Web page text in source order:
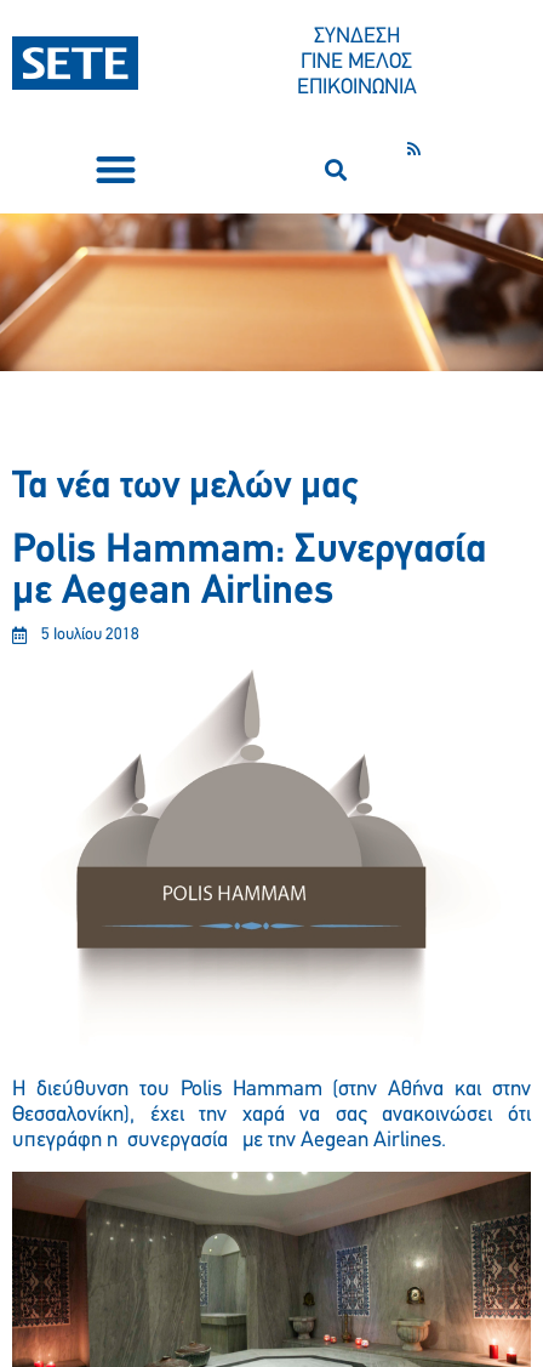
ΣΥΝΔΕΣΗ
ΓΙΝΕ ΜΕΛΟΣ
ΕΠΙΚΟΙΝΩΝΙΑ
Τα νέα των μελών μας
Polis Hammam: Συνεργασία
με Aegean Airlines
5 Ιουλίου 2018
H διεύθυνση του Polis Hammam (στην Αθήνα και στην
Θεσσαλονίκη), έχει την χαρά να σας ανακοινώσει ότι
υπεγράφη η συνεργασία με την Aegean Airlines.